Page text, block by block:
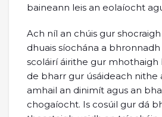
baineann leis an eolaíocht
Ach níl an chúis gur
dhuais síochána a bhronnadh
scoláirí áirithe gur
de bharr gur úsáideach nithe
amhail an dinimít agus an
chogaíocht. Is cosúil gur dá